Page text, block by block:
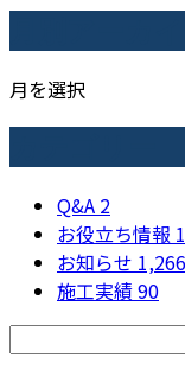
月を選択
Q&A 2
お役立ち情報 1
お知らせ 1,266
施工実績90